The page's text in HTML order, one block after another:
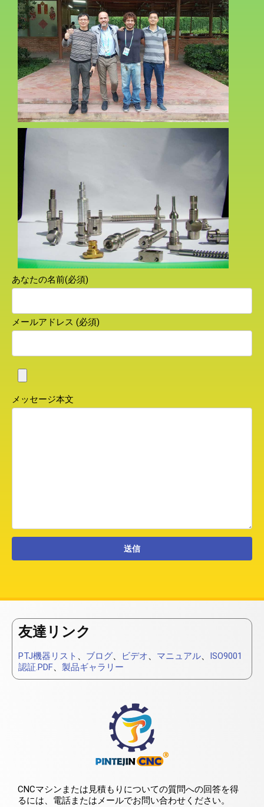
あなたの名前(必須)
メールアドレス (必須)
メッセージ本文
友達リンク
PTJ機器リスト 、 ブログ、 ビデオ、 マニュアル、 ISO9001
認証.PDF、 製品ギャラリー
CNCマシンまたは見積もりについての質問への回答を得
るには、電話またはメールでお問い合わせください。